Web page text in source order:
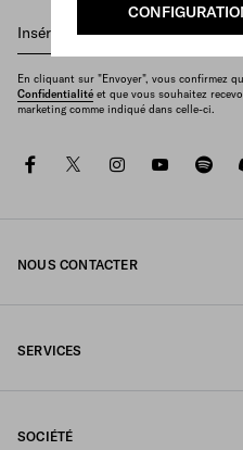
Insérez votre adresse e-mail*
En cliquant sur "Envoyer", vous confirmez
Confidentialité et que vous souhaitez
marketing comme indiqué dans celle-ci.
facebooktwitterinstagram
NOUS CONTACTER
SERVICES
SOCIÉTÉ